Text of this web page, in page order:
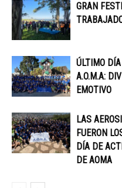
GRAN
ÚLTIMO
A.O.M.A:
EMOTIVO
LAS
FUERON
DÍA DE
DE AOMA